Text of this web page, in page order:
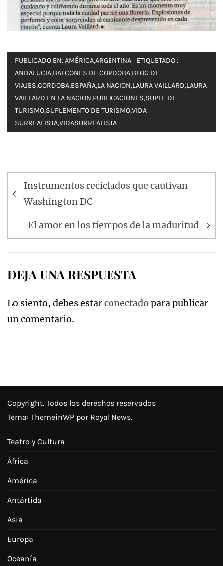
PUBLICADO EN:AMÉRICA,ARGENTINA
ETIQUETADO :
ANDALUCIA,BALCONES DE CORDOBA,BLOG DE
VIAJES,CORDOBA,ESPAÑA,LA NACION,LAURA VAILLARD,LAURA
VAILLARD EN LA NACION,PUBLICACIONES,SUPLE DE
TURISMO,SUPLEMENTO DE TURISMO,VIDA
SURREALISTA,VIDASURREALISTA
Navegación
de
entradas
Instrumentos reciclados que cautivan
Washington DC
El amor en los tiempos de la maduritud
DEJA UNA RESPUESTA
Lo siento, debes estarconectado para publicar
un comentario.
Copyright. Todos los derechos reservados
Tema: ThemeinWP por Royal News.
Teatro y Cultura
África
América
Antártida
Asia
Europa
Oceanía